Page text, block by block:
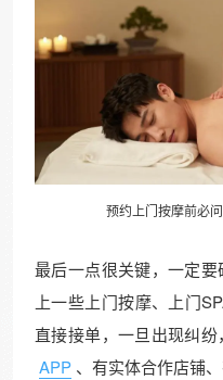
预约上门按摩前必
最后一点很关键，一定
上一些上门按摩、上门
直接接单，一旦出现纠
APP 、有实体合作店铺